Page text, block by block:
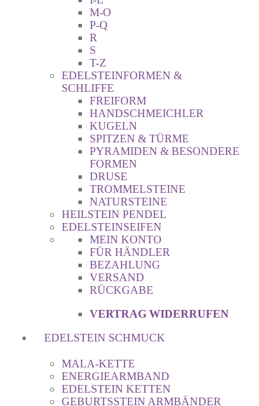
M-O
P-Q
R
S
T-Z
EDELSTEINFORMEN &
SCHLIFFE
FREIFORM
HANDSCHMEICHLER
KUGELN
SPITZEN & TÜRME
PYRAMIDEN & BESONDERE
FORMEN
DRUSE
TROMMELSTEINE
NATURSTEINE
HEILSTEIN PENDEL
EDELSTEINSEIFEN
MEIN KONTO
FÜR HÄNDLER
BEZAHLUNG
VERSAND
RÜCKGABE
VERTRAG WIDERRUFEN
EDELSTEIN SCHMUCK
MALA-KETTE
ENERGIEARMBAND
EDELSTEIN KETTEN
GEBURTSSTEIN ARMBÄNDER